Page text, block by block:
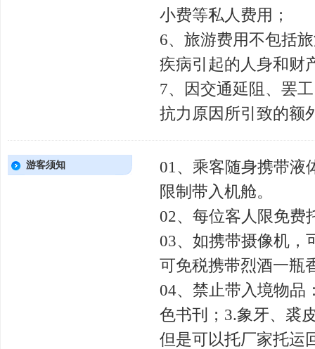
小费等私人费用；
6、旅游费用不包括
疾病引起的人身和财
7、因交通延阻、罢
抗力原因所引致的额
游客须知
01、乘客随身携带液
限制带入机舱。
02、每位客人限免费
03、如携带摄像机，
可免税携带烈酒一瓶
04、禁止带入境物品
色书刊；3.象牙、裘
但是可以托厂家托运